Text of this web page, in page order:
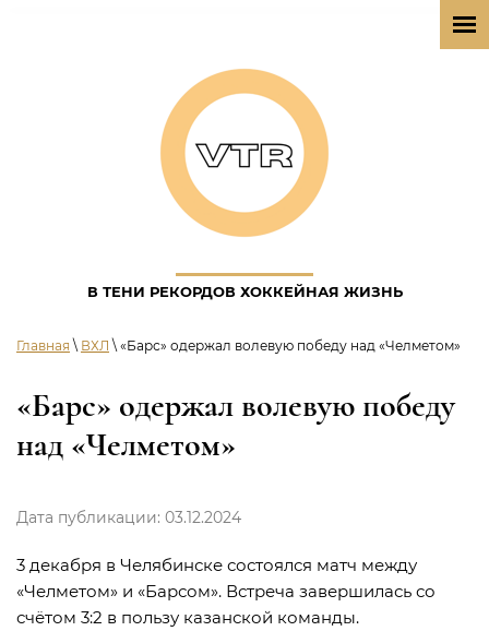
В ТЕНИ РЕКОРДОВ ХОККЕЙНАЯ ЖИЗНЬ
Главная \ ВХЛ \ «Барс» одержал волевую победу над «Челметом»
«Барс» одержал волевую победу
над «Челметом»
Дата публикации: 03.12.2024
3 декабря в Челябинске состоялся матч между
«Челметом» и «Барсом». Встреча завершилась со
счётом 3:2 в пользу казанской команды.